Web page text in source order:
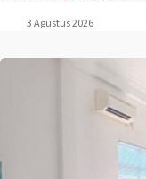
3 Agustus 2026